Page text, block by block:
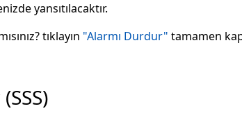
yansıtılacaktır.
tıklayın "Alarmı Durdur" tamamen